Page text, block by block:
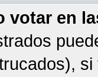
votar en